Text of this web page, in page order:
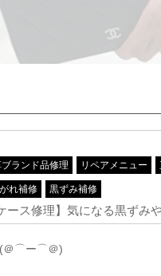
ランド品修理 リペアメニュー
れ補修 黒ずみ補修
ース修理】気になる黒ずみ
(＠⌒ー⌒＠)